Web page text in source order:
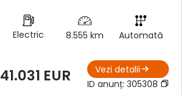
Electric 8.555 km Automată
41.031 EUR
Vezi detalii
ID anunț: 305308